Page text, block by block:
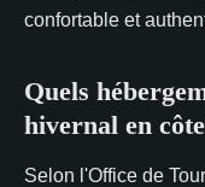
confortable et
Quels
hivernal en
Selon l'Office de